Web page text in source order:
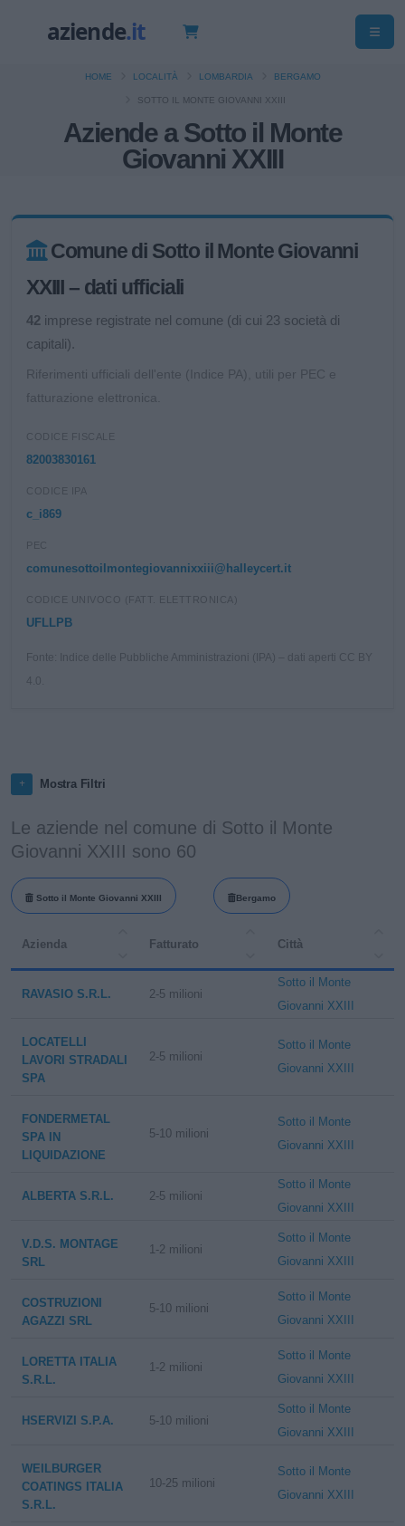
Aziende a Sotto il Monte
Giovanni XXIII
HOME LOCALITÀ LOMBARDIA BERGAMO
SOTTO IL MONTE GIOVANNI XXIII
Comune di Sotto il Monte Giovanni
XXIII – dati ufficiali
42 imprese registrate nel comune (di cui 23 società di
capitali).
Riferimenti ufficiali dell'ente (Indice PA), utili per PEC e
fatturazione elettronica.
CODICE FISCALE
82003830161
CODICE IPA
c_i869
PEC
comunesottoilmontegiovannixxiii@halleycert.it
CODICE UNIVOCO (FATT. ELETTRONICA)
UFLLPB
Fonte: Indice delle Pubbliche Amministrazioni (IPA) – dati aperti CC BY
Mostra Filtri
Le aziende nel comune di Sotto il Monte
Giovanni XXIII sono 60
Sotto il Monte Giovanni XXIII Bergamo
Azienda Fatturato Città
RAVASIO S.R.L. 2-5 milioni
Sotto il Monte
Giovanni XXIII
LOCATELLI
LAVORI STRADALI
SPA
2-5 milioni
Sotto il Monte
Giovanni XXIII
FONDERMETAL
SPA IN
LIQUIDAZIONE
5-10 milioni
Sotto il Monte
Giovanni XXIII
ALBERTA S.R.L. 2-5 milioni
Sotto il Monte
Giovanni XXIII
V.D.S. MONTAGE
SRL
1-2 milioni
Sotto il Monte
Giovanni XXIII
COSTRUZIONI
AGAZZI SRL
5-10 milioni
Sotto il Monte
Giovanni XXIII
LORETTA ITALIA
S.R.L.
1-2 milioni
Sotto il Monte
Giovanni XXIII
HSERVIZI S.P.A. 5-10 milioni
Sotto il Monte
Giovanni XXIII
WEILBURGER
COATINGS ITALIA
S.R.L.
10-25 milioni
Sotto il Monte
Giovanni XXIII